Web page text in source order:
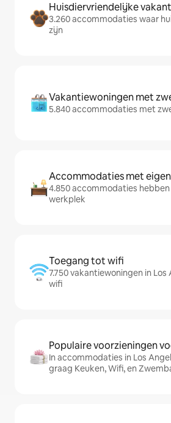
Huisdiervriendelijke
3.260 accommodaties waar
zijn
Vakantiewoningen met
5.840 accommodaties met
Accommodaties met
4.850 accommodaties
werkplek
Toegang tot wifi
7.750 vakantiewoningen in
wifi
Populaire voorzieningen
In accommodaties in Los
graag Keuken, Wifi, en